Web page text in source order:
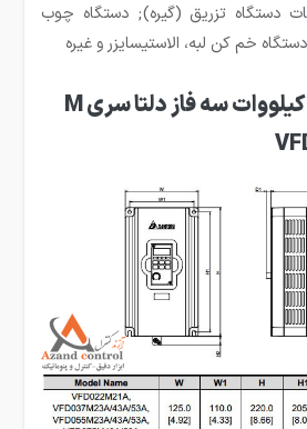
دستگاه تزریق (گیره); دستگاه چوب
خم کن لبه، الاستیسایزر و غیره
ابعاد اینورتر 7.5 کیلووات سه فاز دلتا سری M